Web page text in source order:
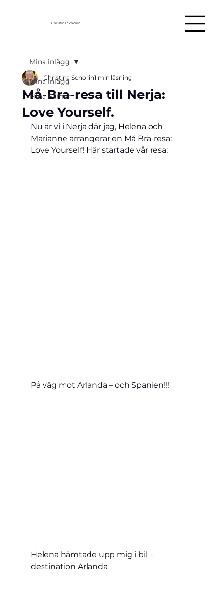
Christina Schollin
Mina inlägg
Mina Filmer
Mina inlägg
Må-Bra-resa till Nerja:
Love Yourself.
Christina Schollin1 min läsning
Nu är vi i Nerja där jag, Helena och
Marianne arrangerar en Må Bra-resa:
Love Yourself! Här startade vår resa:
På väg mot Arlanda – och Spanien!!!
Helena hämtade upp mig i bil –
destination Arlanda